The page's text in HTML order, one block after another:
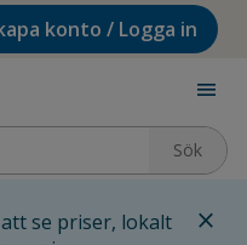
konto / Logga in
menu
Sök
se priser, lokalt
close